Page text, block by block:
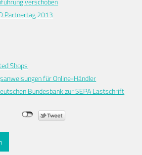
Partnertag 2013
Shops
für Online-Händler
Bundesbank zur SEPA Lastschrift